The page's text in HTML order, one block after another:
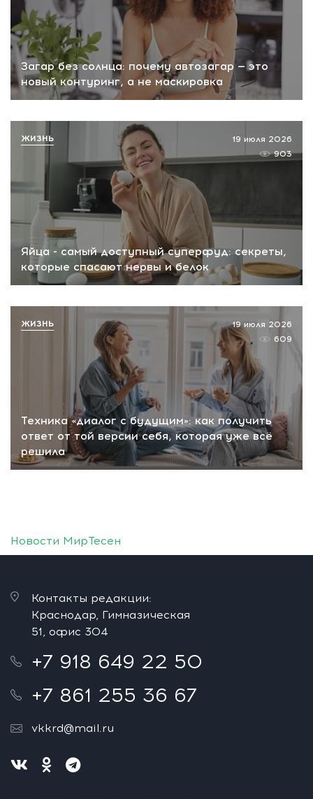
Загар без солнца: почему автозагар — это
новый контуринг, а не маскировка
Яйца - самый доступный суперфуд: секреты,
которые спасают нервы и белок
19 июля 2026
903
ЖИЗНЬ
Техника «диалог с будущим»: как получить
ответ от той версии себя, которая уже всё
решила
19 июля 2026
609
ЖИЗНЬ
Новости МирТесен
Контакты редакции:
Краснодар, Гимназическая
51, офис 304
+7 918 649 22 50
+7 861 255 36 67
vkkrd@mail.ru